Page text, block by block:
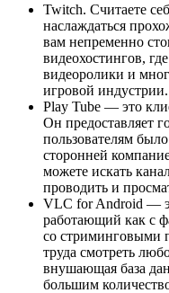
Twitch. Считаете
наслаждаться
вам непременно
видеохостингов,
видеоролики и
игровой индустрии.
Play Tube — это
Он предоставляет
пользователям
сторонней
можете искать
проводить и
VLC for Android —
работающий как с
со стриминговыми
труда смотреть
внушающая база
большим